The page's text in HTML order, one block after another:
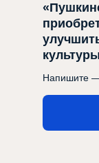
Напишите